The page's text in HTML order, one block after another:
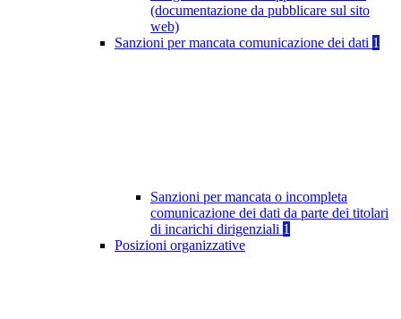
(documentazione da pubblicare sul sito
web)
Sanzioni per mancata comunicazione dei dati 1
Sanzioni per mancata o incompleta
comunicazione dei dati da parte dei titolari
di incarichi dirigenziali 1
Posizioni organizzative